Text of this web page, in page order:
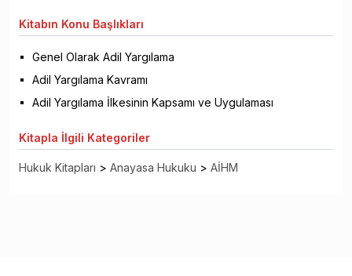
Kitabın Konu Başlıkları
Genel Olarak Adil Yargılama
Adil Yargılama Kavramı
Adil Yargılama İlkesinin Kapsamı ve Uygulaması
Kitapla İlgili Kategoriler
Hukuk Kitapları > Anayasa Hukuku > AİHM